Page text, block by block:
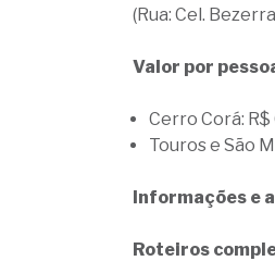
(Rua: Cel.
Valor por
Cerro Corá: R$
Touros e São
Informações e
Roteiros